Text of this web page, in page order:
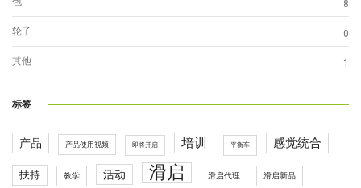
8
轮子 0
其他 1
标签
产品 产品使用视频 即将开启 培训 平衡车 感觉统合
扶持 教学 活动 滑启 滑启代理 滑启新品